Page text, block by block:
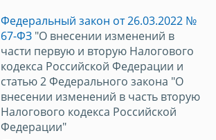
Федеральный закон от 26.03.2022 №
67-ФЗ "О внесении изменений в
части первую и вторую Налогового
кодекса Российской Федерации и
статью 2 Федерального закона "О
внесении изменений в часть вторую
Налогового кодекса Российской
Федерации"